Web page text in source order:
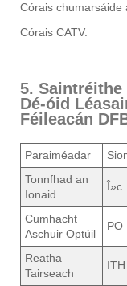
Córais chumarsáide
Córais CATV.
5. Saintréithe
Dé-óid
Féileacán
Paraiméadar
Tonnfhad an
Ionaid
Î»c
Cumhacht
Aschuir Optúil
PO
Reatha
Tairseach
ITH